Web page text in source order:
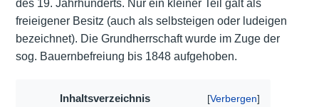
des 19. Jahrhunderts. Nur ein kleiner Teil galt als
freieigener Besitz (auch als selbsteigen oder ludeigen
bezeichnet). Die Grundherrschaft wurde im Zuge der
sog. Bauernbefreiung bis 1848 aufgehoben.
Inhaltsverzeichnis